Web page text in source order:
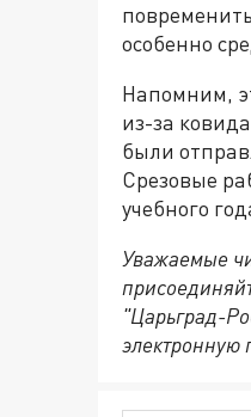
особенно
Напомним,
из-за
были
Срезовые
учебного
Уважаемые
"Царьград-
электронную